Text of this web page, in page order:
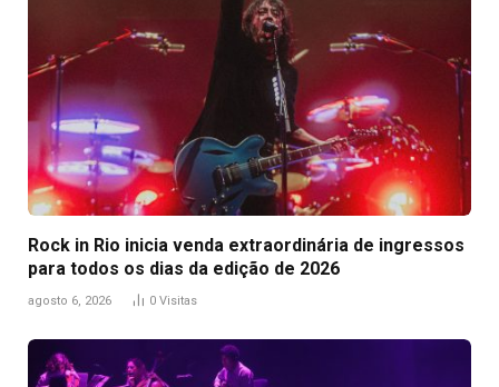
Rock in Rio inicia venda extraordinária de ingressos
para todos os dias da edição de 2026
agosto 6, 2026 0 Visitas